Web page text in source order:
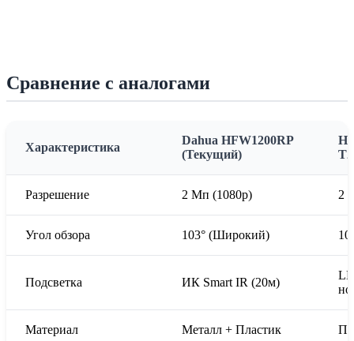
Сравнение с аналогами
Характеристика
Dahua HFW1200RP
(Текущий)
Разрешение 2 Мп (1080p) 2
Угол обзора 103° (Широкий)
Подсветка ИК Smart IR (20м)
Материал Металл + Пластик